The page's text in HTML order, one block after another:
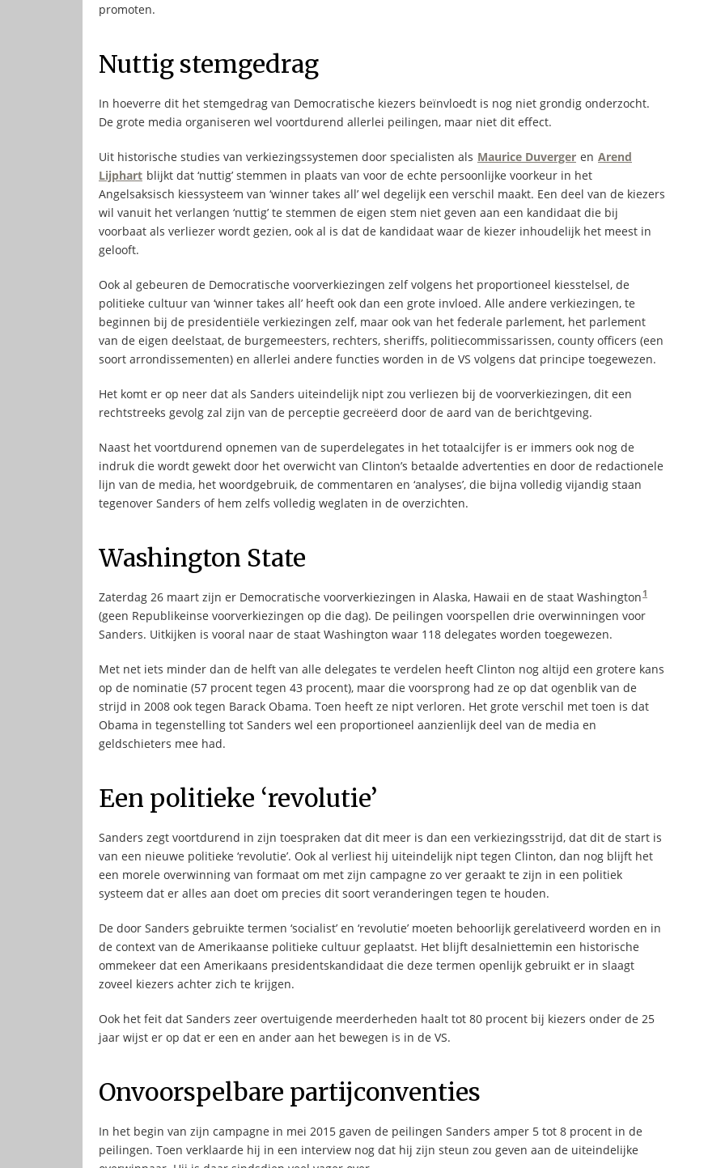
promoten.
Nuttig stemgedrag
In hoeverre dit het stemgedrag van Democratische kiezers beïnvloedt is nog niet grondig onderzocht.
De grote media organiseren wel voortdurend allerlei peilingen, maar niet dit effect.
Uit historische studies van verkiezingssystemen door specialisten als Maurice Duverger en Arend
Lijphart blijkt dat ‘nuttig’ stemmen in plaats van voor de echte persoonlijke voorkeur in het
Angelsaksisch kiessysteem van ‘winner takes all’ wel degelijk een verschil maakt. Een deel van de kiezers
wil vanuit het verlangen ‘nuttig’ te stemmen de eigen stem niet geven aan een kandidaat die bij
voorbaat als verliezer wordt gezien, ook al is dat de kandidaat waar de kiezer inhoudelijk het meest in
gelooft.
Ook al gebeuren de Democratische voorverkiezingen zelf volgens het proportioneel kiesstelsel, de
politieke cultuur van ‘winner takes all’ heeft ook dan een grote invloed. Alle andere verkiezingen, te
beginnen bij de presidentiële verkiezingen zelf, maar ook van het federale parlement, het parlement
van de eigen deelstaat, de burgemeesters, rechters, sheriffs, politiecommissarissen, county officers (een
soort arrondissementen) en allerlei andere functies worden in de VS volgens dat principe toegewezen.
Het komt er op neer dat als Sanders uiteindelijk nipt zou verliezen bij de voorverkiezingen, dit een
rechtstreeks gevolg zal zijn van de perceptie gecreëerd door de aard van de berichtgeving.
Naast het voortdurend opnemen van de superdelegates in het totaalcijfer is er immers ook nog de
indruk die wordt gewekt door het overwicht van Clinton’s betaalde advertenties en door de redactionele
lijn van de media, het woordgebruik, de commentaren en ‘analyses’, die bijna volledig vijandig staan
tegenover Sanders of hem zelfs volledig weglaten in de overzichten.
Washington State
Zaterdag 26 maart zijn er Democratische voorverkiezingen in Alaska, Hawaii en de staat Washington 1
(geen Republikeinse voorverkiezingen op die dag). De peilingen voorspellen drie overwinningen voor
Sanders. Uitkijken is vooral naar de staat Washington waar 118 delegates worden toegewezen.
Met net iets minder dan de helft van alle delegates te verdelen heeft Clinton nog altijd een grotere kans
op de nominatie (57 procent tegen 43 procent), maar die voorsprong had ze op dat ogenblik van de
strijd in 2008 ook tegen Barack Obama. Toen heeft ze nipt verloren. Het grote verschil met toen is dat
Obama in tegenstelling tot Sanders wel een proportioneel aanzienlijk deel van de media en
geldschieters mee had.
Een politieke ‘revolutie’
Sanders zegt voortdurend in zijn toespraken dat dit meer is dan een verkiezingsstrijd, dat dit de start is
van een nieuwe politieke ‘revolutie’. Ook al verliest hij uiteindelijk nipt tegen Clinton, dan nog blijft het
een morele overwinning van formaat om met zijn campagne zo ver geraakt te zijn in een politiek
systeem dat er alles aan doet om precies dit soort veranderingen tegen te houden.
De door Sanders gebruikte termen ‘socialist’ en ‘revolutie’ moeten behoorlijk gerelativeerd worden en in
de context van de Amerikaanse politieke cultuur geplaatst. Het blijft desalniettemin een historische
ommekeer dat een Amerikaans presidentskandidaat die deze termen openlijk gebruikt er in slaagt
zoveel kiezers achter zich te krijgen.
Ook het feit dat Sanders zeer overtuigende meerderheden haalt tot 80 procent bij kiezers onder de 25
jaar wijst er op dat er een en ander aan het bewegen is in de VS.
Onvoorspelbare partijconventies
In het begin van zijn campagne in mei 2015 gaven de peilingen Sanders amper 5 tot 8 procent in de
peilingen. Toen verklaarde hij in een interview nog dat hij zijn steun zou geven aan de uiteindelijke